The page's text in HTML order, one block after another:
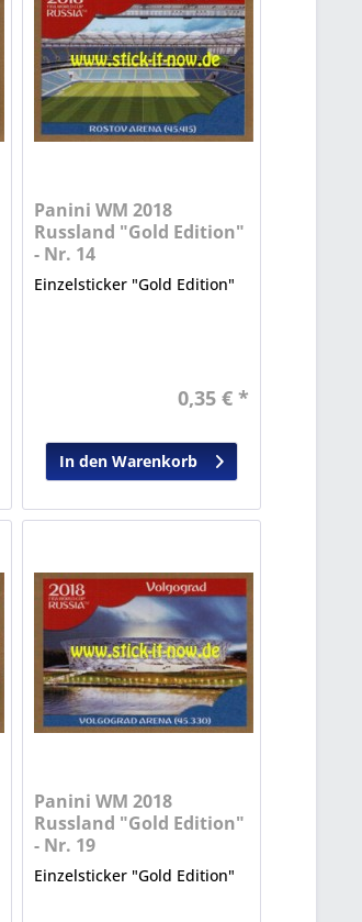
Panini WM 2018
Russland "Gold Edition"
- Nr. 14
Einzelsticker "Gold Edition"
0,35 € *
In den Warenkorb
Panini WM 2018
Russland "Gold Edition"
- Nr. 19
Einzelsticker "Gold Edition"